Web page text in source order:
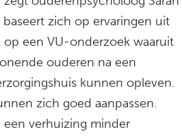
zich op ervaringen uit
op een VU-onderzoek waaruit
ouderen na een
kunnen opleven.
zich goed aanpassen.
verhuizing minder